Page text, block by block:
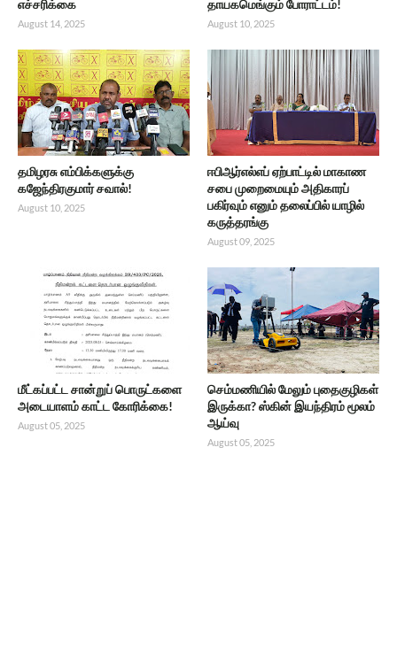
எச்சரிக்கை
August 14, 2025
தாயகமெங்கும் போராட்டம்!
August 10, 2025
தமிழரசு எம்பிக்களுக்கு
கஜேந்திரகுமார் சவால்!
August 10, 2025
ஈபிஆர்எல்எப் ஏற்பாட்டில் மாகாண
சபை முறைமையும் அதிகாரப்
பகிர்வும் எனும் தலைப்பில் யாழில்
கருத்தரங்கு
August 09, 2025
மீட்கப்பட்ட சான்றுப் பொருட்களை
அடையாளம் காட்ட கோரிக்கை!
August 05, 2025
செம்மணியில் மேலும் புதைகுழிகள்
இருக்கா? ஸ்கின் இயந்திரம் மூலம்
ஆய்வு
August 05, 2025